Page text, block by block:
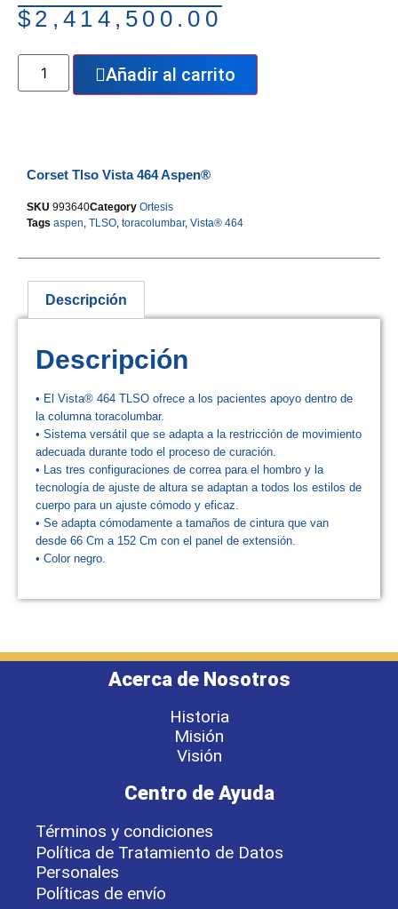
$ 2,414,500.00
Añadir al carrito
Corset Tlso Vista 464 Aspen®
SKU 993640Category Ortesis
Tags aspen TLSO toracolumbar, Vista® 464
Descripción
Descripción
• El Vista® 464 TLSO ofrece a los pacientes apoyo dentro de
la columna toracolumbar.
• Sistema versátil que se adapta a la restricción de movimiento
adecuada durante todo el proceso de curación.
• Las tres configuraciones de correa para el hombro y la
tecnología de ajuste de altura se adaptan a todos los estilos de
cuerpo para un ajuste cómodo y eficaz.
• Se adapta cómodamente a tamaños de cintura que van
desde 66 Cm a 152 Cm con el panel de extensión.
• Color negro.
Acerca de Nosotros
Historia
Misión
Visión
Centro de Ayuda
Términos y condiciones
Política de Tratamiento de Datos
Personales
Políticas de envío